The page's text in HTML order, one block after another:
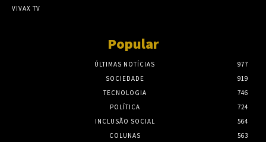
VIVAX TV
Popular
ÚLTIMAS NOTÍCIAS
977
SOCIEDADE
919
TECNOLOGIA
746
POLÍTICA
724
INCLUSÃO SOCIAL
564
COLUNAS
563